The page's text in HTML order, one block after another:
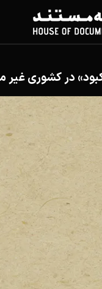
در کشوری غیر